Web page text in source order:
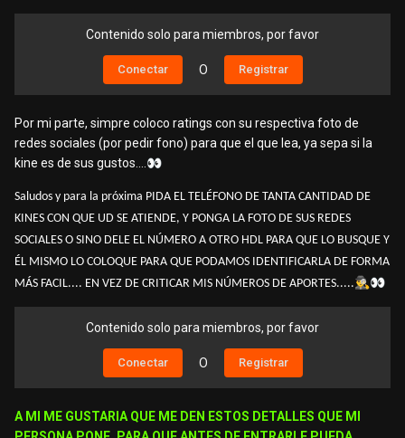
Contenido solo para miembros, por favor
Conectar O Registrar
Por mi parte, simpre coloco ratings con su respectiva foto de
redes sociales (por pedir fono) para que el que lea, ya sepa si la
kine es de sus gustos....👀
Saludos y para la próxima PIDA EL TELÉFONO DE TANTA CANTIDAD DE
KINES CON QUE UD SE ATIENDE, Y PONGA LA FOTO DE SUS REDES
SOCIALES O SINO DELE EL NÚMERO A OTRO HDL PARA QUE LO BUSQUE Y
ÉL MISMO LO COLOQUE PARA QUE PODAMOS IDENTIFICARLA DE FORMA
MÁS FACIL.... EN VEZ DE CRITICAR MIS NÚMEROS DE APORTES.....🕵️‍♂️👀
Contenido solo para miembros, por favor
Conectar O Registrar
A MI ME GUSTARIA QUE ME DEN ESTOS DETALLES QUE MI